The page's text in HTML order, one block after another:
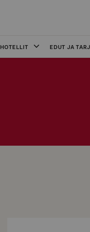
HOTELLIT EDUT JA